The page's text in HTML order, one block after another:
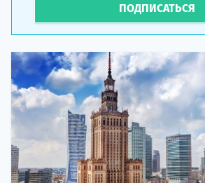
ПОДПИСАТЬСЯ